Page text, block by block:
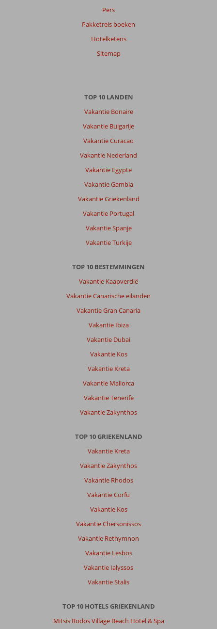
Pers
Pakketreis boeken
Hotelketens
Sitemap
TOP 10 LANDEN
Vakantie Bonaire
Vakantie Bulgarije
Vakantie Curacao
Vakantie Nederland
Vakantie Egypte
Vakantie Gambia
Vakantie Griekenland
Vakantie Portugal
Vakantie Spanje
Vakantie Turkije
TOP 10 BESTEMMINGEN
Vakantie Kaapverdië
Vakantie Canarische eilanden
Vakantie Gran Canaria
Vakantie Ibiza
Vakantie Dubai
Vakantie Kos
Vakantie Kreta
Vakantie Mallorca
Vakantie Tenerife
Vakantie Zakynthos
TOP 10 GRIEKENLAND
Vakantie Kreta
Vakantie Zakynthos
Vakantie Rhodos
Vakantie Corfu
Vakantie Kos
Vakantie Chersonissos
Vakantie Rethymnon
Vakantie Lesbos
Vakantie Ialyssos
Vakantie Stalis
TOP 10 HOTELS GRIEKENLAND
Mitsis Rodos Village Beach Hotel & Spa